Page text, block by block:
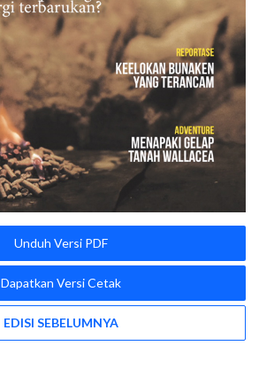
Unduh Versi PDF
Dapatkan Versi Cetak
EDISI SEBELUMNYA